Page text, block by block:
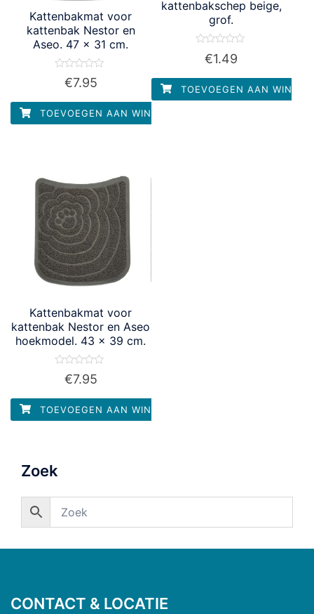
Kattenbakmat voor
kattenbak Nestor en
Aseo. 47 x 31 cm.
Waardering
5
€7.95
TOEVOEGEN AAN WINKELWAGEN
kattenbakschep beige,
grof.
Waardering
5
€1.49
TOEVOEGEN AAN
Kattenbakmat voor
kattenbak Nestor en Aseo
hoekmodel. 43 x 39 cm.
Waardering
5
€7.95
TOEVOEGEN AAN WINKELWAGEN
Zoek
CONTACT & LOCATIE